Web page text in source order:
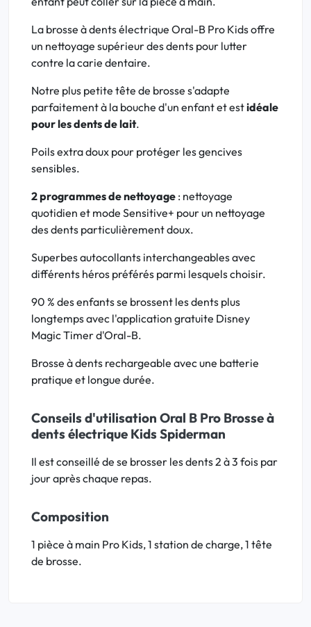
La brosse à dents électrique Oral-B Pro Kids offre
un nettoyage supérieur des dents pour lutter
contre la carie dentaire.
Notre plus petite tête de brosse s'adapte
parfaitement à la bouche d'un enfant et estidéale
pour les dents de lait.
Poils extra doux pour protéger les gencives
sensibles.
2 programmes de nettoyage : nettoyage
quotidien et mode Sensitive+ pour un nettoyage
des dents particulièrement doux.
Superbes autocollants interchangeables avec
différents héros préférés parmi lesquels choisir.
90 % des enfants se brossent les dents plus
longtemps avec l'application gratuite Disney
Magic Timer d'Oral-B.
Brosse à dents rechargeable avec une batterie
pratique et longue durée.
Conseils d'utilisation Oral B Pro Brosse à
dents électrique Kids Spiderman
Il est conseillé de se brosser les dents 2 à 3 fois par
jour après chaque repas.
Composition
1 pièce à main Pro Kids, 1 station de charge, 1 tête
de brosse.